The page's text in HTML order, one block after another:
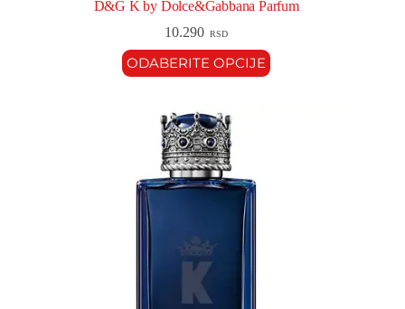
D&G K by Dolce&Gabbana Parfum
10.290 RSD
ODABERITE OPCIJE